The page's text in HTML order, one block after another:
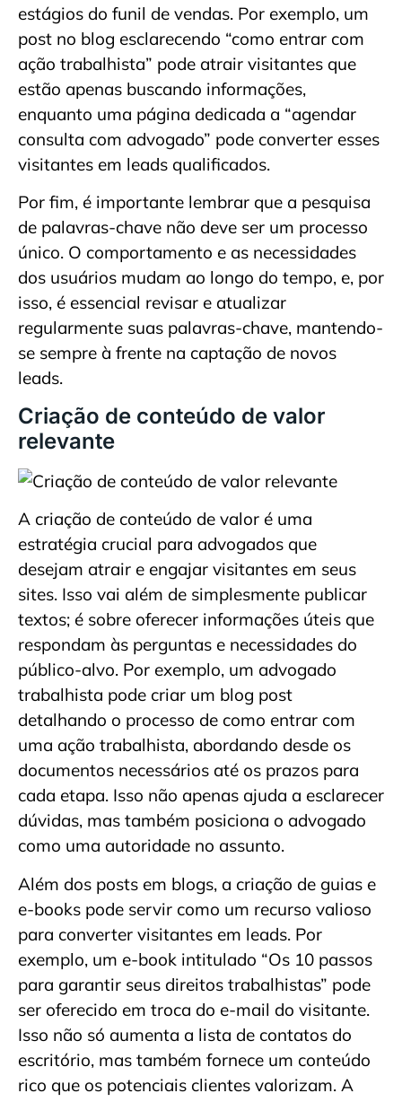
estágios do funil de vendas. Por exemplo, um
post no blog esclarecendo “como entrar com
ação trabalhista” pode atrair visitantes que
estão apenas buscando informações,
enquanto uma página dedicada a “agendar
consulta com advogado” pode converter esses
visitantes em leads qualificados.
Por fim, é importante lembrar que a pesquisa
de palavras-chave não deve ser um processo
único. O comportamento e as necessidades
dos usuários mudam ao longo do tempo, e, por
isso, é essencial revisar e atualizar
regularmente suas palavras-chave, mantendo-
se sempre à frente na captação de novos
leads.
Criação de conteúdo de valor
relevante
A criação de conteúdo de valor é uma
estratégia crucial para advogados que
desejam atrair e engajar visitantes em seus
sites. Isso vai além de simplesmente publicar
textos; é sobre oferecer informações úteis que
respondam às perguntas e necessidades do
público-alvo. Por exemplo, um advogado
trabalhista pode criar um blog post
detalhando o processo de como entrar com
uma ação trabalhista, abordando desde os
documentos necessários até os prazos para
cada etapa. Isso não apenas ajuda a esclarecer
dúvidas, mas também posiciona o advogado
como uma autoridade no assunto.
Além dos posts em blogs, a criação de guias e
e-books pode servir como um recurso valioso
para converter visitantes em leads. Por
exemplo, um e-book intitulado “Os 10 passos
para garantir seus direitos trabalhistas” pode
ser oferecido em troca do e-mail do visitante.
Isso não só aumenta a lista de contatos do
escritório, mas também fornece um conteúdo
rico que os potenciais clientes valorizam. A